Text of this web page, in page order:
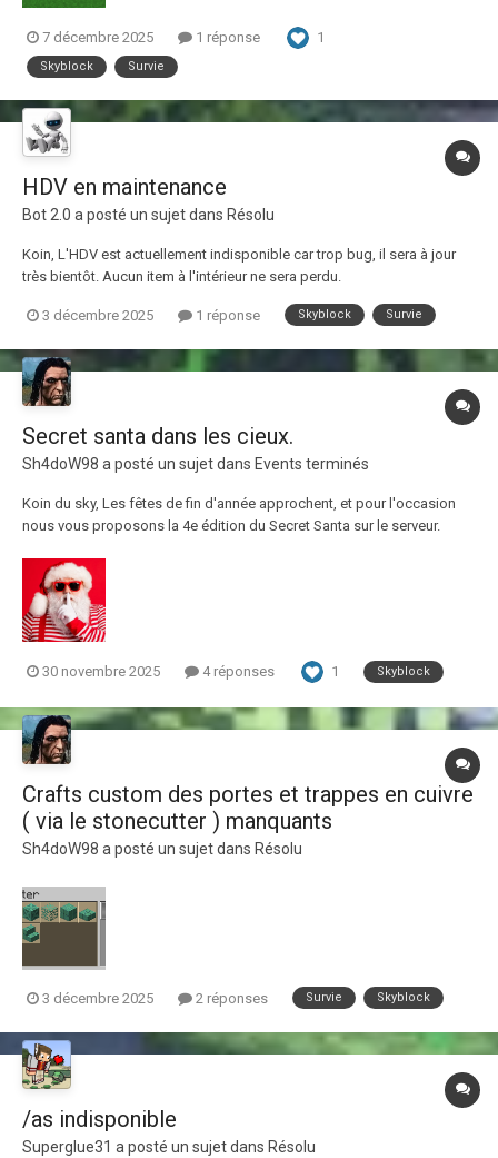
7 décembre 2025 1 réponse 1
Skyblock Survie
HDV en maintenance
Bot 2.0 a posté un sujet dans Résolu
Koin, L'HDV est actuellement indisponible car trop bug, il sera à jour
très bientôt. Aucun item à l'intérieur ne sera perdu.
3 décembre 2025 1 réponse Skyblock Survie
Secret santa dans les cieux.
Sh4doW98 a posté un sujet dans Events terminés
Koin du sky, Les fêtes de fin d'année approchent, et pour l'occasion
nous vous proposons la 4e édition du Secret Santa sur le serveur.
à cet événement (en commentant le topic forum accompagné de votre
pseudo IG). Quand...
30 novembre 2025 4 réponses 1 Skyblock
Crafts custom des portes et trappes en cuivre
( via le stonecutter ) manquants
Sh4doW98 a posté un sujet dans Résolu
3 décembre 2025 2 réponses Survie Skyblock
/as indisponible
Superglue31 a posté un sujet dans Résolu